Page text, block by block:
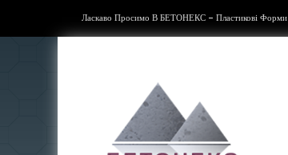
Ласкаво Просимо В БЕТОНЕКС - Пластикові Форми